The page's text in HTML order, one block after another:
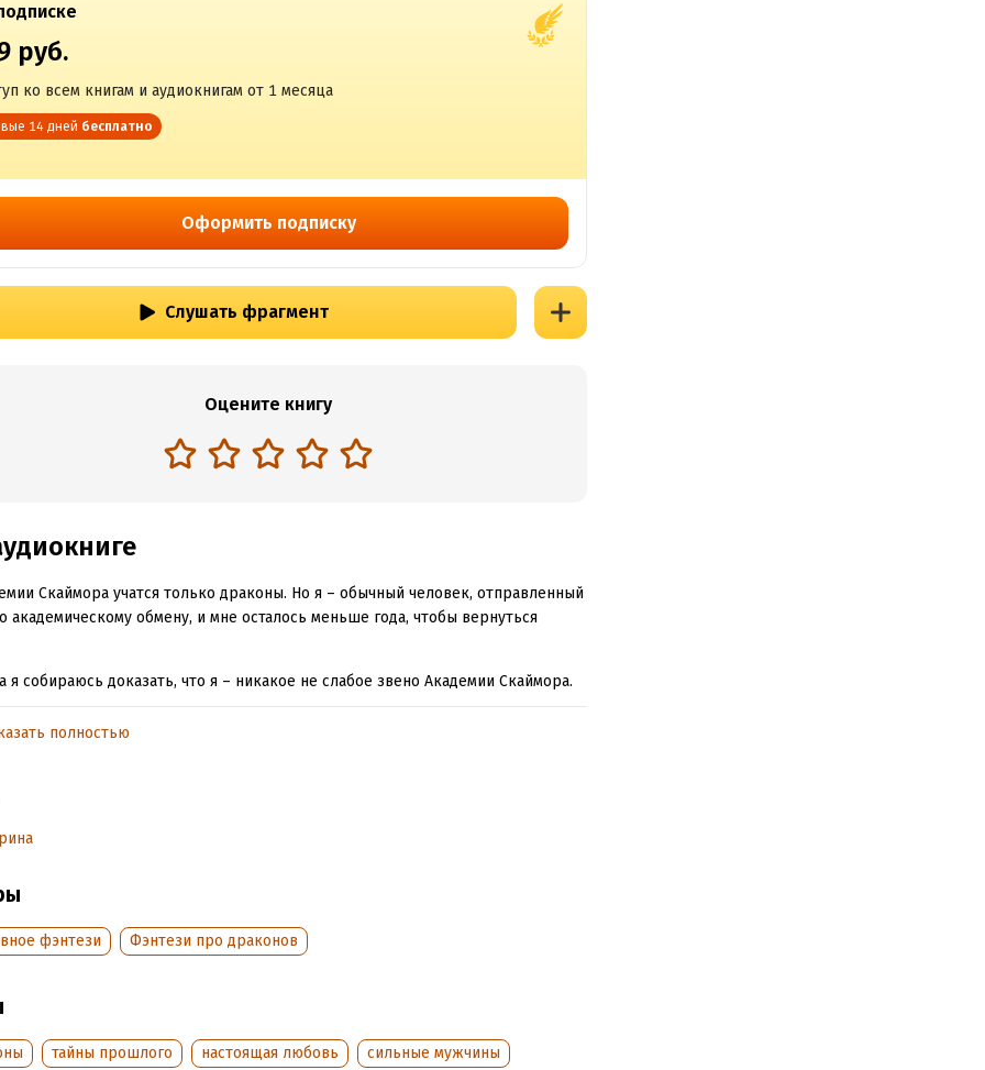
руб.
ко всем книгам и аудиокнигам от 1 месяца
14 дней бесплатно
Оформить подписку
Слушать фрагмент
Оцените книгу
Скаймора учатся только драконы. Но я – обычный человек, отправленный
академическому обмену, и мне осталось меньше года, чтобы вернуться
я собираюсь доказать, что я – никакое не слабое звено Академии Скаймора.
выяснить правду о своем прошлом, понять, чем важна моя кровь, и залечить
сердце, которое, кажется… готово разбиться в очередной раз. Потому что
и дракон не могут быть вместе – таковы законы ТалМирена.
информация
1 января 2025
полностью
фэнтези Фэнтези про драконов
тайны прошлого настоящая любовь
сильные мужчины